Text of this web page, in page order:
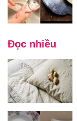
Đọc nhiều